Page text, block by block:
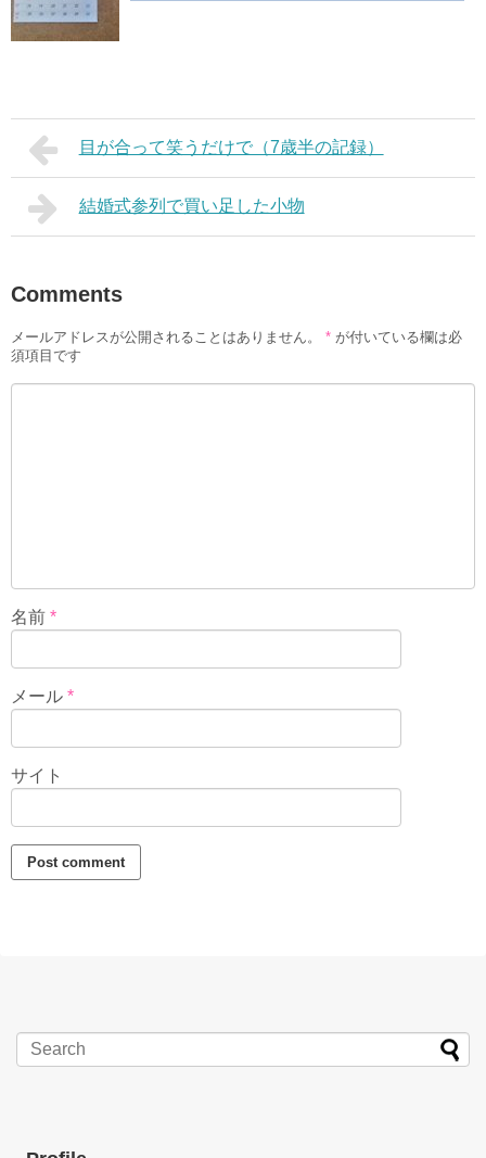
目が合って笑うだけで（7歳半の記録）
結婚式参列で買い足した小物
Comments
メールアドレスが公開されることはありません。 * が付いている欄は必
須項目です
名前 *
メール *
サイト